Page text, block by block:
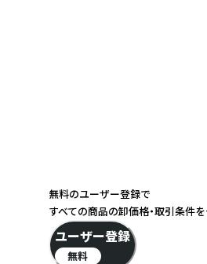
無料のユーザー登録で
すべての商品の卸価格・取引条件
ユーザー登録
無料